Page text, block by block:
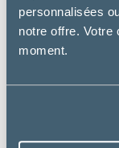
personnalisées
notre offre. Votre
moment.